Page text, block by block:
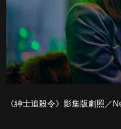
《紳士追殺令》影集版劇照／